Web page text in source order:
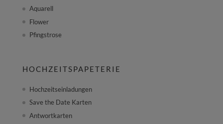
Aquarell
Flower
Pfingstrose
HOCHZEITSPAPETERIE
Hochzeitseinladungen
Save the Date Karten
Antwortkarten